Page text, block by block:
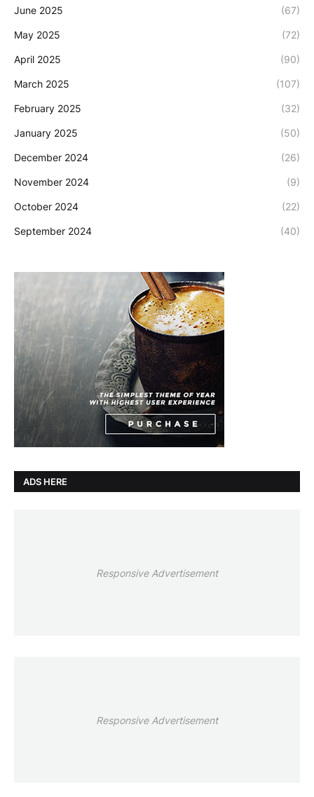
June 2025 (67)
May 2025 (72)
April 2025 (90)
March 2025 (107)
February 2025 (32)
January 2025 (50)
December 2024 (26)
November 2024 (9)
October 2024 (22)
September 2024 (40)
ADS HERE
Responsive Advertisement
Responsive Advertisement